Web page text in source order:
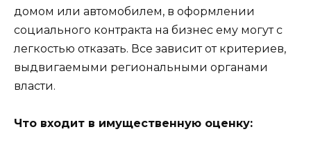
домом или автомобилем, в оформлении
социального контракта на бизнес ему могут с
легкостью отказать. Все зависит от критериев,
выдвигаемыми региональными органами
власти.
Что входит в имущественную оценку: